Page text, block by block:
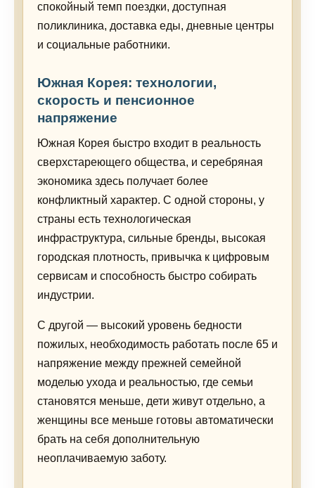
спокойный темп поездки, доступная
поликлиника, доставка еды, дневные центры
и социальные работники.
Южная Корея: технологии,
скорость и пенсионное
напряжение
Южная Корея быстро входит в реальность
сверхстареющего общества, и серебряная
экономика здесь получает более
конфликтный характер. С одной стороны, у
страны есть технологическая
инфраструктура, сильные бренды, высокая
городская плотность, привычка к цифровым
сервисам и способность быстро собирать
индустрии.
С другой — высокий уровень бедности
пожилых, необходимость работать после 65 и
напряжение между прежней семейной
моделью ухода и реальностью, где семьи
становятся меньше, дети живут отдельно, а
женщины все меньше готовы автоматически
брать на себя дополнительную
неоплачиваемую заботу.